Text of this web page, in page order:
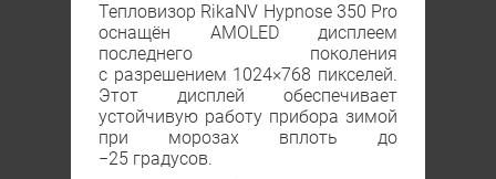
Тепловизор RikaNV Hypnose 350 Рro
оснащён АМOLED дисплеем
последнего поколения
с разрешением 1024×768 пикселей.
Этот дисплей обеспечивает
устойчивую работу прибора зимой
при морозах вплоть до
−25 градусов.